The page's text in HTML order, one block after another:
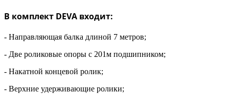
В комплект DEVA входит:
- Направляющая балка длиной 7 метров;
- Две роликовые опоры с 201м подшипником;
- Накатной концевой ролик;
- Верхние удерживающие ролики;